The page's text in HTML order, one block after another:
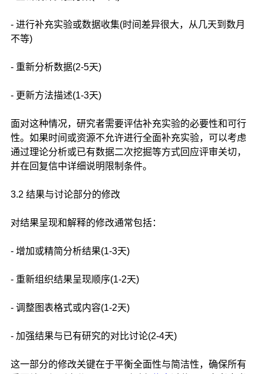
- 进行补充实验或数据收集(时间差异很大，从几天到数月
不等)
- 重新分析数据(2-5天)
- 更新方法描述(1-3天)
面对这种情况，研究者需要评估补充实验的必要性和可行
性。如果时间或资源不允许进行全面补充实验，可以考虑
通过理论分析或已有数据二次挖掘等方式回应评审关切，
并在回复信中详细说明限制条件。
3.2 结果与讨论部分的修改
对结果呈现和解释的修改通常包括：
- 增加或精简分析结果(1-3天)
- 重新组织结果呈现顺序(1-2天)
- 调整图表格式或内容(1-2天)
- 加强结果与已有研究的对比讨论(2-4天)
这一部分的修改关键在于平衡全面性与简洁性，确保所有